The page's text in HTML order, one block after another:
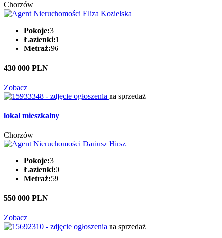
Chorzów
Pokoje:3
Łazienki:1
Metraż:96
430 000 PLN
Zobacz
na sprzedaż
lokal mieszkalny
Chorzów
Pokoje:3
Łazienki:0
Metraż:59
550 000 PLN
Zobacz
na sprzedaż